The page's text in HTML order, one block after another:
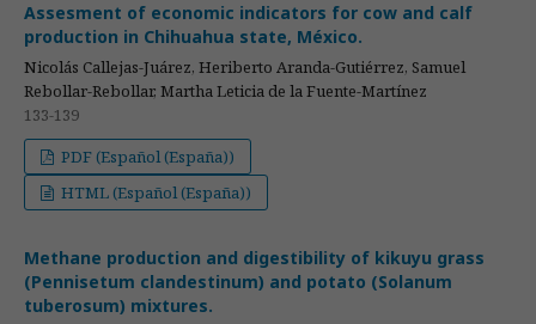
Assesment of economic indicators for cow and calf
production in Chihuahua state, México.
Nicolás Callejas-Juárez, Heriberto Aranda-Gutiérrez, Samuel
Rebollar-Rebollar, Martha Leticia de la Fuente-Martínez
133-139
PDF (Español (España))
HTML (Español (España))
Methane production and digestibility of kikuyu grass
(Pennisetum clandestinum) and potato (Solanum
tuberosum) mixtures.